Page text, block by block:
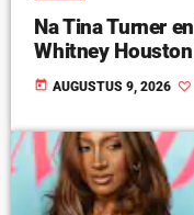
Na Tina Turner
Whitney
today AUGUSTUS 9, 2026